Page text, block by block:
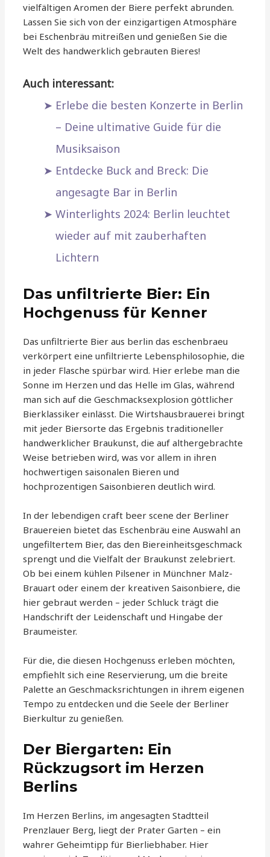
vielfältigen Aromen der Biere perfekt abrunden.
Lassen Sie sich von der einzigartigen Atmosphäre
bei Eschenbräu mitreißen und genießen Sie die
Welt des handwerklich gebrauten Bieres!
Auch interessant:
Erlebe die besten Konzerte in Berlin
– Deine ultimative Guide für die
Musiksaison
Entdecke Buck and Breck: Die
angesagte Bar in Berlin
Winterlights 2024: Berlin leuchtet
wieder auf mit zauberhaften
Lichtern
Das unfiltrierte Bier: Ein
Hochgenuss für Kenner
Das unfiltrierte Bier aus berlin das eschenbraeu
verkörpert eine unfiltrierte Lebensphilosophie, die
in jeder Flasche spürbar wird. Hier erlebe man die
Sonne im Herzen und das Helle im Glas, während
man sich auf die Geschmacksexplosion göttlicher
Bierklassiker einlässt. Die Wirtshausbrauerei bringt
mit jeder Biersorte das Ergebnis traditioneller
handwerklicher Braukunst, die auf althergebrachte
Weise betrieben wird, was vor allem in ihren
hochwertigen saisonalen Bieren und
hochprozentigen Saisonbieren deutlich wird.
In der lebendigen craft beer scene der Berliner
Brauereien bietet das Eschenbräu eine Auswahl an
ungefiltertem Bier, das den Biereinheitsgeschmack
sprengt und die Vielfalt der Braukunst zelebriert.
Ob bei einem kühlen Pilsener in Münchner Malz-
Brauart oder einem der kreativen Saisonbiere, die
hier gebraut werden – jeder Schluck trägt die
Handschrift der Leidenschaft und Hingabe der
Braumeister.
Für die, die diesen Hochgenuss erleben möchten,
empfiehlt sich eine Reservierung, um die breite
Palette an Geschmacksrichtungen in ihrem eigenen
Tempo zu entdecken und die Seele der Berliner
Bierkultur zu genießen.
Der Biergarten: Ein
Rückzugsort im Herzen
Berlins
Im Herzen Berlins, im angesagten Stadtteil
Prenzlauer Berg, liegt der Prater Garten – ein
wahrer Geheimtipp für Bierliebhaber. Hier